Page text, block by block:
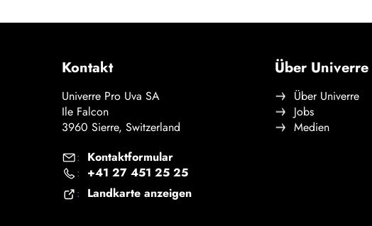
Kontakt
Univerre Pro Uva SA
Ile Falcon
3960 Sierre, Switzerland
: Kontaktformular
: +41 27 451 25 25
: Landkarte anzeigen
Über Univerre
Über Univerre
Jobs
Medien